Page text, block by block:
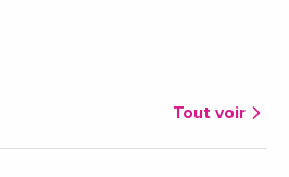
Tout voir